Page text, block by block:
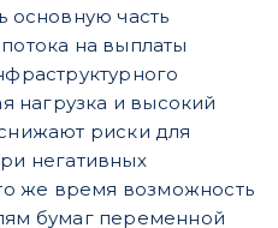
основную часть
на выплаты
нагрузка и высокий
риски для
негативных
же время возможность
бумаг переменной